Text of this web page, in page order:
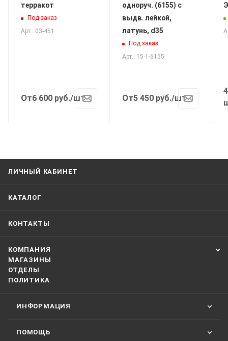
терракот
Под заказ
Арт.: 03-451
От6 600 руб./шт
одноруч. (6155) с
выдв. лейкой,
латунь, d35
Под заказ
Арт.: 15-1-6155
От5 450 руб./шт
ЛИЧНЫЙ КАБИНЕТ
КАТАЛОГ
КОНТАКТЫ
КОМПАНИЯ
МАГАЗИНЫ
ОТДЕЛЫ
ПОЛИТИКА
ИНФОРМАЦИЯ
ПОМОЩЬ